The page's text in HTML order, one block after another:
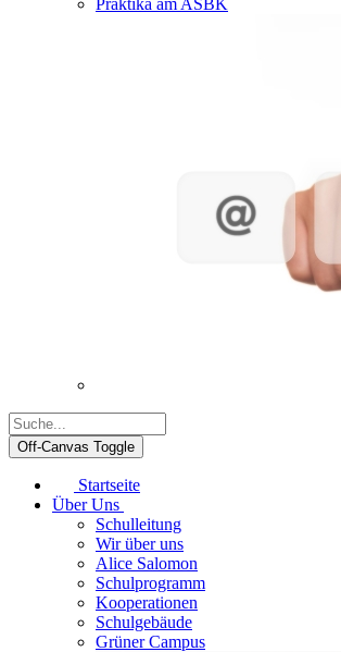
Praktika am ASBK
Off-Canvas Toggle
Startseite
Über Uns
Schulleitung
Wir über uns
Alice Salomon
Schulprogramm
Kooperationen
Schulgebäude
Grüner Campus